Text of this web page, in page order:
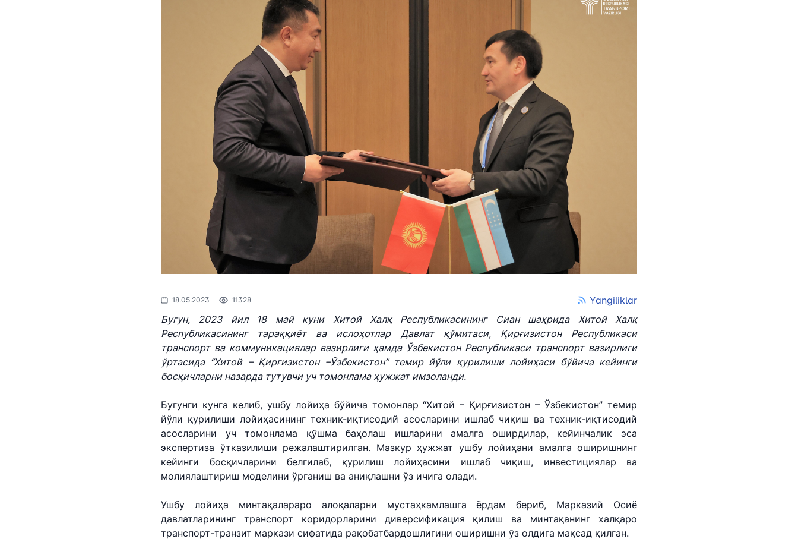
"Uzbekistan Airways" АЖ
Ишонч телефон рақами
+998 (78) 140-02-00
"Ўзбекистон темир йўллари"
Ишонч телефон рақами
+998 (71) 237-99-98
"Uzbekistan Airports" АЖ
Ишонч телефон рақами
+998 (55) 501-47-09
Ишонч телефон рақами
1062
Ишонч телефон рақами
+998 (71) 207-87-00
+998 (71) 207-87-02
Ишонч телефон рақами
+998 (71) 200-02-04
034
фаолиятига оид ҳисобот (2023
Кўп бериладиган саволларга
Мувофиқлаштирувчи, маслаҳат
Ички аудит бўлими томонидан
амалга оширилган ишлар
OAВ вакилларини аккредитация
Транспорт вазирлиги расмий
веб-сайтига жойлаштириш
мажбурий бўлган ахборотлар
рўйхати
Транспорт вазирлигининг очиқ
ҳайъат ва кенгаш
мажлисларида ахборот
излашни амалга ошираётган
жисмоний ёки юридик
шахсларнинг ҳозир бўлиш
тартиби
Пресс-релизлар
Раҳбар нутқлари ва баёнотлари
боғланиш
Ахборот олиш учун сўровларни
кўриб чиқиш тартиби
Давлат дастурлари
Саломатлик рукни
Ҳисобот
Тармоқларнинг ҳолати,
18.05.2023 11328
Yangiliklar
Бугун, 2023 йил 18 май куни Хитой Халқ Республикасининг Сиан шаҳрида Хитой Халқ
Республикасининг тараққиёт ва ислоҳотлар Давлат қўмитаси, Қирғизистон Республикаси
транспорт ва коммуникациялар вазирлиги ҳамда Ўзбекистон Республикаси транспорт вазирлиги
ўртасида “Хитой – Қирғизистон –Ўзбекистон” темир йўли қурилиши лойиҳаси бўйича кейинги
босқичларни назарда тутувчи уч томонлама ҳужжат имзоланди.
Бугунги кунга келиб, ушбу лойиҳа бўйича томонлар “Хитой – Қирғизистон – Ўзбекистон” темир
йўли қурилиши лойиҳасининг техник-иқтисодий асосларини ишлаб чиқиш ва техник-иқтисодий
асосларини уч томонлама қўшма баҳолаш ишларини амалга оширдилар, кейинчалик эса
экспертиза ўтказилиши режалаштирилган. Мазкур ҳужжат ушбу лойиҳани амалга оширишнинг
кейинги босқичларини белгилаб, қурилиш лойиҳасини ишлаб чиқиш, инвестициялар ва
молиялаштириш моделини ўрганиш ва аниқлашни ўз ичига олади.
Ушбу лойиҳа минтақалараро алоқаларни мустаҳкамлашга ёрдам бериб, Марказий Осиё
давлатларининг транспорт коридорларини диверсификация қилиш ва минтақанинг халқаро
транспорт-транзит маркази сифатида рақобатбардошлигини оширишни ўз олдига мақсад қилган.